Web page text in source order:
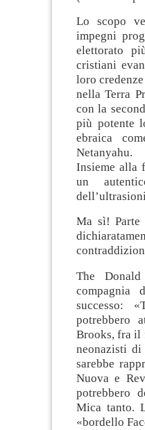
Lo scopo
impegni
elettorato
cristiani
loro
nella Terra
con la
più potente
ebraica
Netanyahu.
Insieme alla
un
Ma sì! Parte
The
compagnia
successo:
potrebbero
Brooks, fra il
neonazisti
sarebbe
Nuova e
potrebbero
Mica tanto.
«bordello